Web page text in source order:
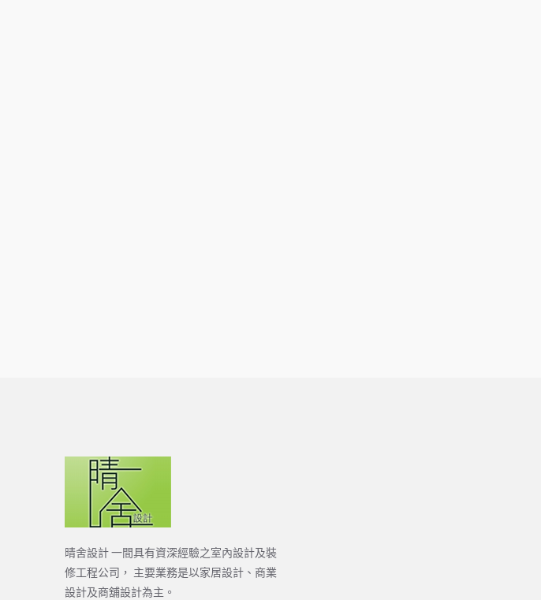
晴舍設計 一間具有資深經驗之室內設計及裝
修工程公司， 主要業務是以家居設計、商業
設計及商舖設計為主。